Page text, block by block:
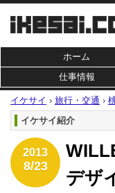
ホーム
仕事情報
イケサイ › 旅行・交通 ›
イケサイ紹介
2013
8/23
デザ